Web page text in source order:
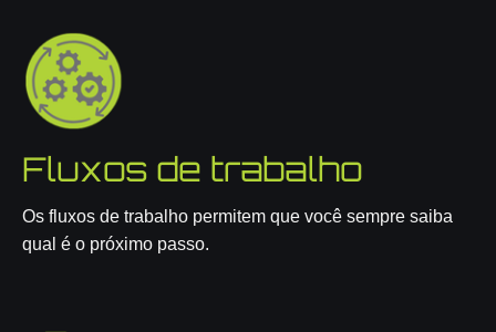
Fluxos de trabalho
Os fluxos de trabalho permitem que você sempre saiba
qual é o próximo passo.